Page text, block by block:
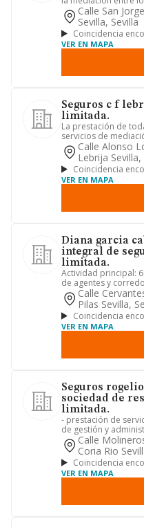
seguros y
Calle San
Sevilla, Sevilla
Coincidencia
VER EN MAPA
Seguros c f
limitada.
La prestación de
servicios de
todas las ramas de
Calle Alonso
Lebrija Sevilla,
Coincidencia
VER EN MAPA
Diana garcia
integral de
limitada.
Actividad principal:
de agentes y
constituyendo
Calle
Pilas Sevilla,
Coincidencia
VER EN MAPA
Seguros
sociedad de
limitada.
- prestación de
de gestión y
educativos, sanita...
Calle
Coria Rio
Coincidencia
VER EN MAPA